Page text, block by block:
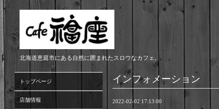
北海道恵庭市にある自然に囲まれたスロウなカフェ。
インフォメーション
2022-02-02 17:13:00
トップページ
店舗情報